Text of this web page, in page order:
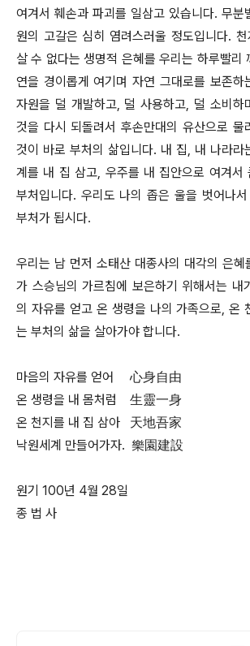
여겨서 훼손과 파괴를 일삼고 있습니다. 무분
원의 고갈은 심히 염려스러울 정도입니다.
살 수 없다는 생명적 은혜를 우리는 하루빨리
연을 경이롭게 여기며 자연 그대로를 보존하
자원을 덜 개발하고, 덜 사용하고, 덜 소비하
것을 다시 되돌려서 후손만대의 유산으로 물
것이 바로 부처의 삶입니다. 내 집, 내 나라라
계를 내 집 삼고, 우주를 내 집안으로 여겨서
부처입니다. 우리도 나의 좁은 울을 벗어나
부처가 됩시다.
우리는 남 먼저 소태산 대종사의 대각의 은혜
가 스승님의 가르침에 보은하기 위해서는 내
의 자유를 얻고 온 생령을 나의 가족으로, 온
는 부처의 삶을 살아가야 합니다.
마음의 자유를 얻어 心身自由
온 생령을 내 몸처럼 生靈一身
온 천지를 내 집 삼아 天地吾家
낙원세계 만들어가자. 樂園建設
원기 100년 4월 28일
종 법 사